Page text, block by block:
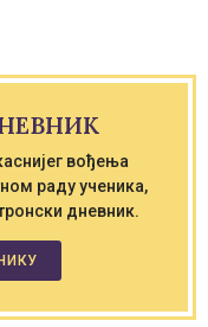
вођења
раду ученика,
дневник.